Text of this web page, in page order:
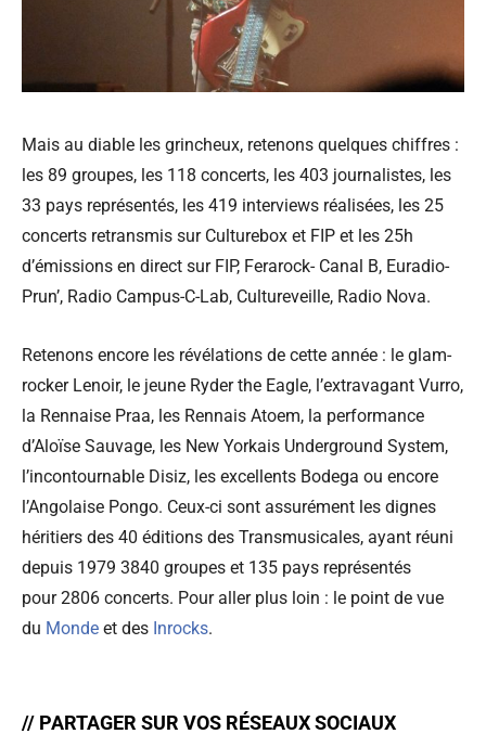
Mais au diable les grincheux, retenons quelques chiffres :
les 89 groupes, les 118 concerts, les 403 journalistes, les
33 pays représentés, les 419 interviews réalisées, les 25
concerts retransmis sur Culturebox et FIP et les 25h
d’émissions en direct sur FIP, Ferarock- Canal B, Euradio-
Prun’, Radio Campus-C-Lab, Cultureveille, Radio Nova.
Retenons encore les révélations de cette année : le glam-
rocker Lenoir, le jeune Ryder the Eagle, l’extravagant Vurro,
la Rennaise Praa, les Rennais Atoem, la performance
d’Aloïse Sauvage, les New Yorkais Underground System,
l’incontournable Disiz, les excellents Bodega ou encore
l’Angolaise Pongo. Ceux-ci sont assurément les dignes
héritiers des 40 éditions des Transmusicales, ayant réuni
depuis 1979 3840 groupes et 135 pays représentés
pour 2806 concerts. Pour aller plus loin : le point de vue
du Monde et des Inrocks.
// PARTAGER SUR VOS RÉSEAUX SOCIAUX